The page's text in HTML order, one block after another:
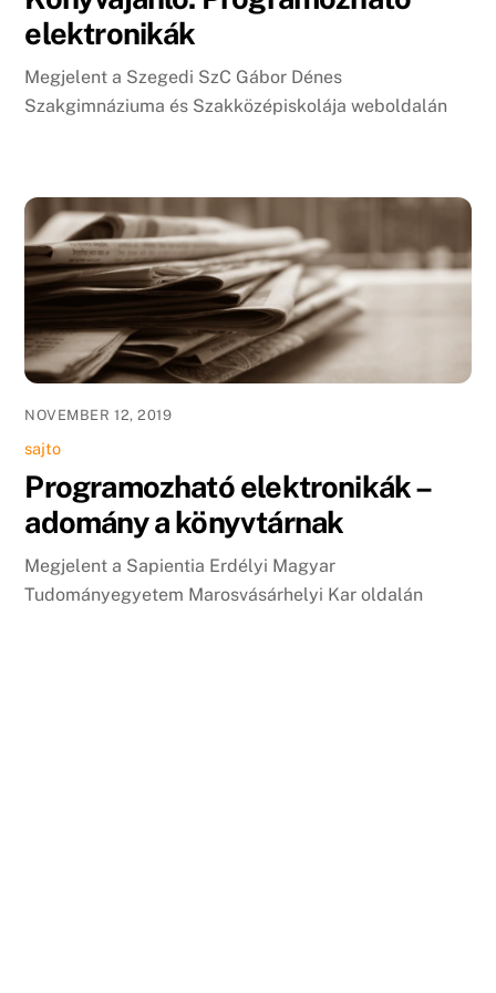
elektronikák
Megjelent a Szegedi SzC Gábor Dénes
Szakgimnáziuma és Szakközépiskolája weboldalán
NOVEMBER 12, 2019
sajto
Programozható elektronikák –
adomány a könyvtárnak
Megjelent a Sapientia Erdélyi Magyar
Tudományegyetem Marosvásárhelyi Kar oldalán